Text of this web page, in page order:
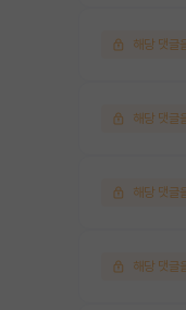
해당 댓글
해당 댓글
해당 댓글
해당 댓글